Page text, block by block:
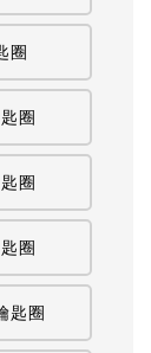
圈
圈
圈
圈
匙圈